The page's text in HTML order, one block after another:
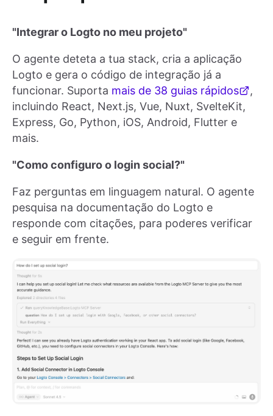
"Integrar o Logto no meu projeto"
O agente deteta a tua stack, cria a aplicação
Logto e gera o código de integração já a
funcionar. Suporta mais de 38 guias rápidos
,
incluindo React, Next.js, Vue, Nuxt, SvelteKit,
Express, Go, Python, iOS, Android, Flutter e
mais.
"Como configuro o login social?"
Faz perguntas em linguagem natural. O agente
pesquisa na documentação do Logto e
responde com citações, para poderes verificar
e seguir em frente.